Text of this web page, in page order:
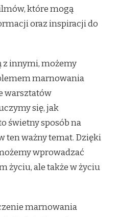
które mogą
oraz inspiracji do
z innymi, możemy
marnowania
warsztatów
się, jak
świetny sposób na
ten ważny temat. Dzięki
wprowadzać
życiu, ale także w życiu
marnowania